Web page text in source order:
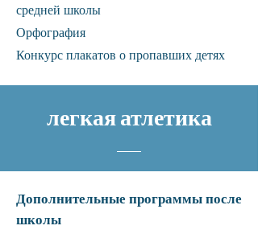
средней школы
Орфография
Конкурс плакатов о пропавших детях
легкая атлетика
Дополнительные программы после
школы